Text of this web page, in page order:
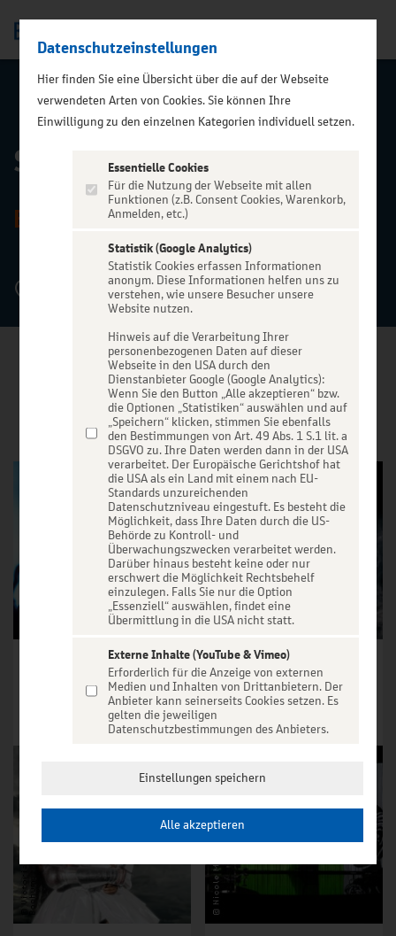
ZURÜCK ZUR STARTSEITE
Schauspielhaus Bochum
BOCHUM
Königsallee 15, 44789 Bochum
VERANSTALTUNGEN
Clockwork Orange - Schauspielhaus Bochum
Tickets ab € 21,75
Tickets ab € 13,50
Tickets
Datenschutzeinstellungen
Hier finden Sie eine Übersicht über die auf der Webseite
verwendeten Arten von Cookies. Sie können Ihre
Einwilligung zu den einzelnen Kategorien individuell setzen.
Essentielle Cookies
Für die Nutzung der Webseite mit allen
Funktionen (z.B. Consent Cookies, Warenkorb,
Anmelden, etc.)
Statistik (Google Analytics)
Statistik Cookies erfassen Informationen
anonym. Diese Informationen helfen uns zu
verstehen, wie unsere Besucher unsere
Website nutzen.
Hinweis auf die Verarbeitung Ihrer
personenbezogenen Daten auf dieser
Webseite in den USA durch den
Dienstanbieter Google (Google Analytics):
Wenn Sie den Button „Alle akzeptieren“ bzw.
die Optionen „Statistiken“ auswählen und auf
„Speichern“ klicken, stimmen Sie ebenfalls
den Bestimmungen von Art. 49 Abs. 1 S.1 lit. a
DSGVO zu. Ihre Daten werden dann in der USA
verarbeitet. Der Europäische Gerichtshof hat
die USA als ein Land mit einem nach EU-
Standards unzureichenden
Datenschutzniveau eingestuft. Es besteht die
Möglichkeit, dass Ihre Daten durch die US-
Behörde zu Kontroll- und
Überwachungszwecken verarbeitet werden.
Darüber hinaus besteht keine oder nur
erschwert die Möglichkeit Rechtsbehelf
einzulegen. Falls Sie nur die Option
„Essenziell“ auswählen, findet eine
Übermittlung in die USA nicht statt.
Externe Inhalte (YouTube & Vimeo)
Erforderlich für die Anzeige von externen
Medien und Inhalten von Drittanbietern. Der
Anbieter kann seinerseits Cookies setzen. Es
gelten die jeweiligen
Datenschutzbestimmungen des Anbieters.
Einstellungen speichern
Alle akzeptieren